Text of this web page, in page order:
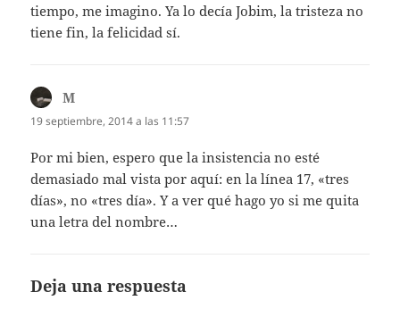
tiempo, me imagino. Ya lo decía Jobim, la tristeza no
tiene fin, la felicidad sí.
M
19 septiembre, 2014 a las 11:57
Por mi bien, espero que la insistencia no esté
demasiado mal vista por aquí: en la línea 17, «tres
días», no «tres día». Y a ver qué hago yo si me quita
una letra del nombre…
Deja una respuesta